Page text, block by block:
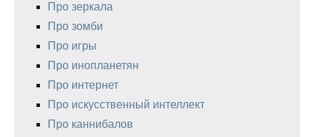
Про зеркала
Про зомби
Про игры
Про инопланетян
Про интернет
Про искусственный интеллект
Про каннибалов